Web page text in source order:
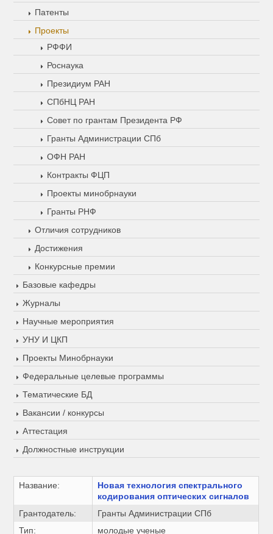
Патенты
Проекты
РФФИ
Роснаука
Президиум РАН
СПбНЦ РАН
Совет по грантам Президента РФ
Гранты Администрации СПб
ОФН РАН
Контракты ФЦП
Проекты минобрнауки
Гранты РНФ
Отличия сотрудников
Достижения
Конкурсные премии
Базовые кафедры
Журналы
Научные мероприятия
УНУ И ЦКП
Проекты Минобрнауки
Федеральные целевые программы
Тематические БД
Вакансии / конкурсы
Аттестация
Должностные инструкции
Название:
Новая технология спектрального
кодирования оптических сигналов
Грантодатель:
Гранты Администрации СПб
Тип:
молодые ученые